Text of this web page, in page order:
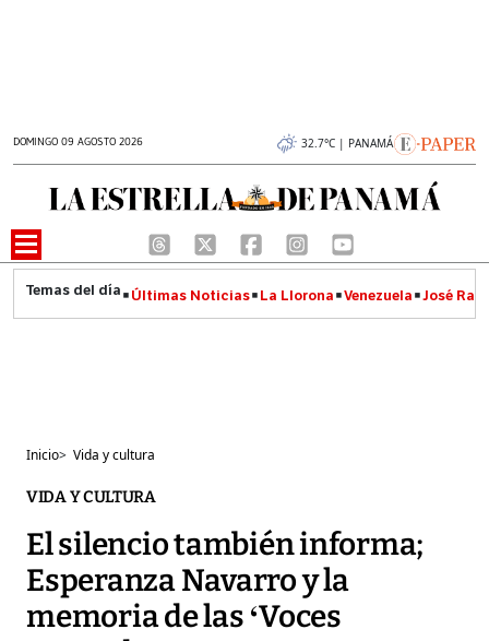
DOMINGO 09 AGOSTO 2026 32.7°C | PANAMÁ
Últimas Noticias La Llorona Venezuela José
Inicio> Vida y cultura
VIDA Y CULTURA
El silencio también informa;
Esperanza Navarro y la
memoria de las ‘Voces